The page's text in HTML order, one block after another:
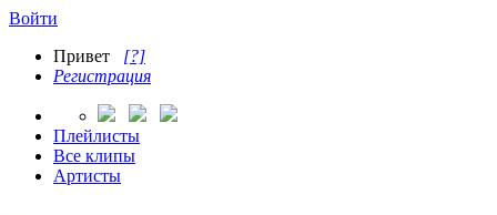
Войти
Привет [?]
Регистрация
Плейлисты
Все клипы
Артисты